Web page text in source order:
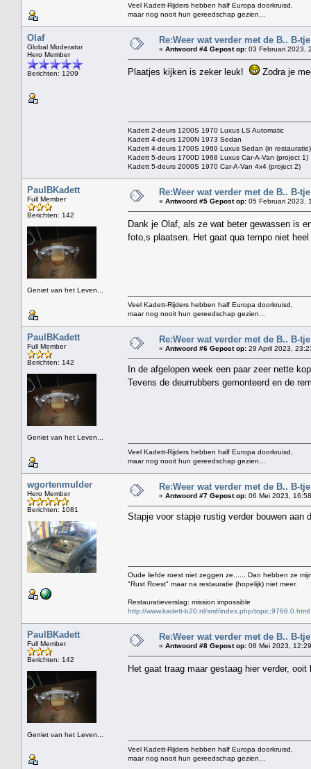
Veel Kadett-Rijders hebben half Europa doorkruisd,
maar nog nooit hun gereedschap gezien...
Olaf
Global Moderator
Hero Member
Berichten: 1209
Re:Weer wat verder met de B.. B-
« Antwoord #4 Gepost op: 03 Februari 2023,
Plaatjes kijken is zeker leuk! Zodra je
Kadett 2-deurs 1200S 1970 Luxus LS Automatic
Kadett 4-deurs 1200N 1973 Sedan
Kadett 4-deurs 1700S 1969 Luxus Sedan (in restauratie)
Kadett 5-deurs 1700D 1968 Luxus Car-A-Van (project 1)
Kadett 5-deurs 2000S 1970 Car-A-Van 4x4 (project 2)
PaulBKadett
Full Member
Berichten: 142
Geniet van het Leven...
Re:Weer wat verder met de B.. B-
« Antwoord #5 Gepost op: 05 Februari 2023,
Dank je Olaf, als ze wat beter gewassen is
foto,s plaatsen. Het gaat qua tempo niet
Veel Kadett-Rijders hebben half Europa doorkruisd,
maar nog nooit hun gereedschap gezien...
PaulBKadett
Full Member
Berichten: 142
Geniet van het Leven...
Re:Weer wat verder met de B.. B-
« Antwoord #6 Gepost op: 29 April 2023,
In de afgelopen week een paar zeer nette
Tevens de deurrubbers gemonteerd en de
Veel Kadett-Rijders hebben half Europa doorkruisd,
maar nog nooit hun gereedschap gezien...
wgortenmulder
Hero Member
Berichten: 1081
Re:Weer wat verder met de B.. B-
« Antwoord #7 Gepost op: 06 Mei 2023,
Stapje voor stapje rustig verder bouwen aan
Oude liefde roest niet zeggen ze...... Dan hebben ze
"Rust Roest" maar na restauratie (hopelijk) niet meer.
Restauratieverslag: mission impossible
http://www.kadett-b20.nl/smf/index.php/topic,9766.0.html
PaulBKadett
Full Member
Berichten: 142
Geniet van het Leven...
Re:Weer wat verder met de B.. B-
« Antwoord #8 Gepost op: 08 Mei 2023,
Het gaat traag maar gestaag hier verder,
Veel Kadett-Rijders hebben half Europa doorkruisd,
maar nog nooit hun gereedschap gezien...